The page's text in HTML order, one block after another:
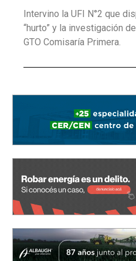
Intervino la UFI N°2 que
“hurto” y la investigación
GTO Comisaría Primera.